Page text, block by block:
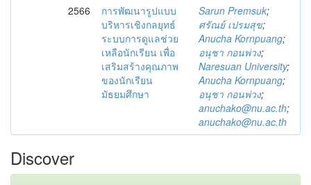
2566
การพัฒนารูปแบบ
บริหารเชิงกลยุทธ์
ระบบการดูแลช่วย
เหลือนักเรียน เพื่อ
เสริมสร้างคุณภาพ
ของนักเรียน
มัธยมศึกษา
Sarun Premsuk;
ศรัณย์ เปรมสุข;
Anucha Kornpuang;
อนุชา กอนพ่วง;
Naresuan University;
Anucha Kornpuang;
อนุชา กอนพ่วง;
anuchako@nu.ac.th;
anuchako@nu.ac.th
Discover